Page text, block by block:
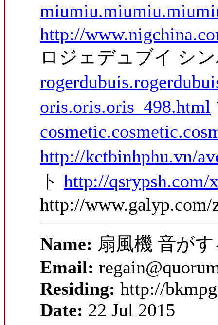
http://
ロジェデュブイ シ
oris.oris.oris_498.html
http://kctbinhphu.vn/
ト http://
http://www.galyp.com/
Name: 扇風機 音が
Email:
Residing: http://
Date: 22 Jul 2015